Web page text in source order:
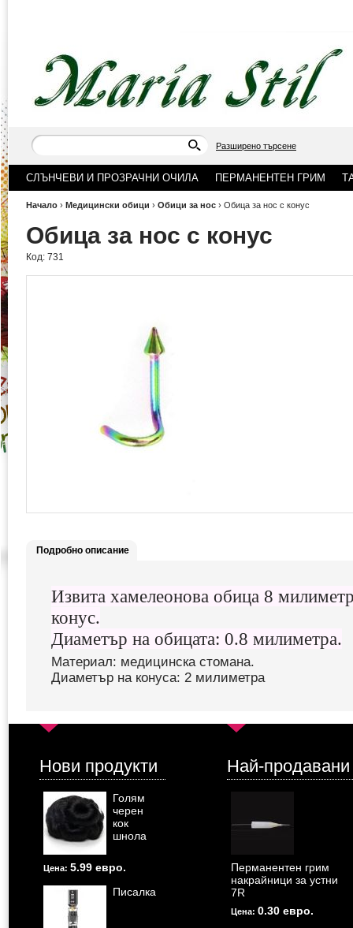
Разширено търсене
СЛЪНЧЕВИ И ПРОЗРАЧНИ ОЧИЛА ПЕРМАНЕНТЕН ГРИМ
Начало › Медицински обици › Обици за нос › Обица за нос с конус
Обица за нос с конус
Код: 731
Подробно описание
Извита хамелеонова обица 8
конус.
Диаметър на обицата: 0.8 милиметра.
Материал: медицинска стомана.
Диаметър на конуса: 2 милиметра
Нови продукти
Голям
черен
кок
шнола
Цена: 5.99 евро.
Писалка
Най-продавани
Перманентен грим
накрайници за устни
7R
Цена: 0.30 евро.